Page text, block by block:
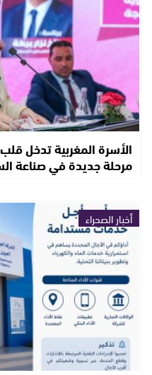
الأسرة المغربية تدخل
مرحلة جديدة في صناعة
أخبار الصحراء